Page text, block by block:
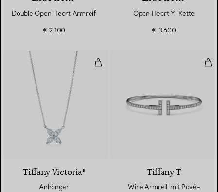
Double Open Heart Armreif
€ 2.100
Open Heart Y-Kette
€ 3.600
Anhänger
Tiffany Victoria®
Anhänger
Tiffany T
Wire Armreif mit Pavé-